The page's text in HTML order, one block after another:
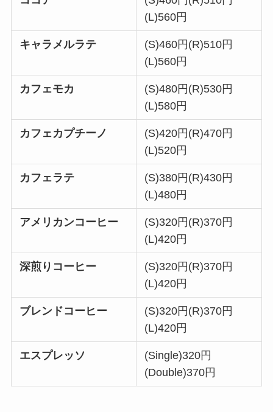
(L)560円
キャラメルラテ
(S)460円(R)510円
(L)560円
カフェモカ
(S)480円(R)530円
(L)580円
カフェカプチーノ
(S)420円(R)470円
(L)520円
カフェラテ
(S)380円(R)430円
(L)480円
アメリカンコーヒー
(S)320円(R)370円
(L)420円
深煎りコーヒー
(S)320円(R)370円
(L)420円
ブレンドコーヒー
(S)320円(R)370円
(L)420円
エスプレッソ
(Single)320円
(Double)370円